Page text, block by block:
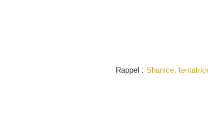
Rappel : Shanice,